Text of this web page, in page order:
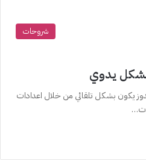
شروحات
يدوي
يكون بشكل تلقائي من خلال اعدادات